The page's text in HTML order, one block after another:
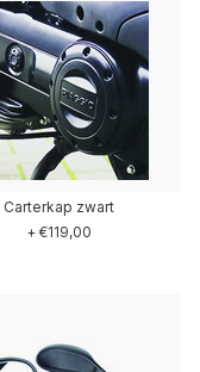
Carterkap zwart
+ €119,00